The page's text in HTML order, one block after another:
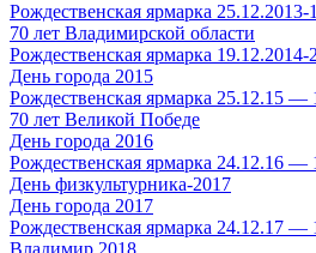
Рождественская ярмарка 25.12.2013-
70 лет Владимирской области
Рождественская ярмарка 19.12.2014-
День города 2015
Рождественская ярмарка 25.12.15 —
70 лет Великой Победе
День города 2016
Рождественская ярмарка 24.12.16 —
День физкультурника-2017
День города 2017
Рождественская ярмарка 24.12.17 —
Владимир 2018